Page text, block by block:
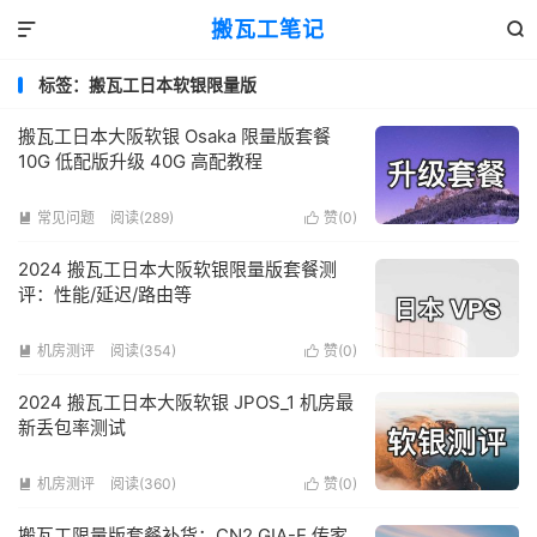
搬瓦工笔记 

标签：搬瓦工日本软银限量版
搬瓦工日本大阪软银 Osaka 限量版套餐
10G 低配版升级 40G 高配教程
 常见问题 阅读(289)  赞(0)
2024 搬瓦工日本大阪软银限量版套餐测
评：性能/延迟/路由等
 机房测评 阅读(354)  赞(0)
2024 搬瓦工日本大阪软银 JPOS_1 机房最
新丢包率测试
 机房测评 阅读(360)  赞(0)